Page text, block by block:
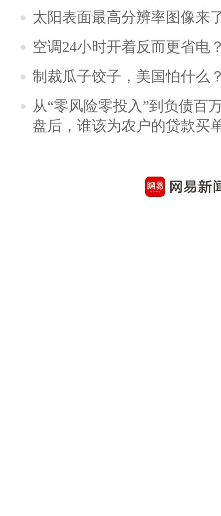
太阳表面最高分辨率图像来
空调24小时开着反而更省电
制裁瓜子饺子，美国怕什么
从“零风险零投入”到负债百
盘后，谁该为农户的贷款买